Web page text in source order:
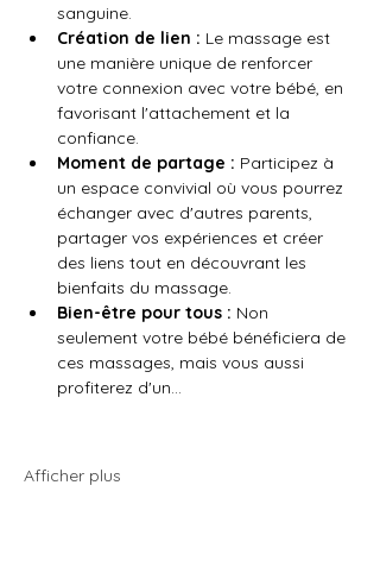
sanguine.
Création de lien : Le massage est
une manière unique de renforcer
votre connexion avec votre bébé, en
favorisant l'attachement et la
confiance.
Moment de partage : Participez à
un espace convivial où vous pourrez
échanger avec d'autres parents,
partager vos expériences et créer
des liens tout en découvrant les
bienfaits du massage.
Bien-être pour tous : Non
seulement votre bébé bénéficiera de
ces massages, mais vous aussi
profiterez d'un…
Afficher plus